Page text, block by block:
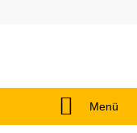
Menü